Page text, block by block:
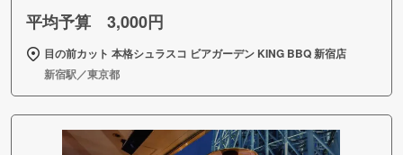
平均予算 3,000円
目の前カット 本格シュラスコ ビアガーデン KING BBQ 新宿店
新宿駅／東京都